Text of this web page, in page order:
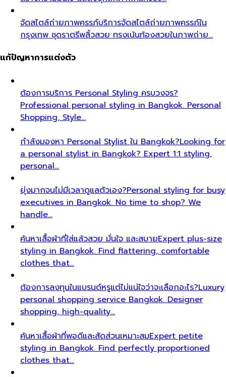
จัดสไตล์ถ่ายภาพครรภ์บริการจัดสไตล์ถ่ายภาพครรภ์ใน
กรุงเทพ ชุดราตรีพลิ้วสวย ทรงเน้นท้องสวยในภาพถ่าย…
แก้ปัญหาการแต่งตัว
ต้องการบริการ Personal Styling ครบวงจร?
Professional personal styling in Bangkok. Personal
Shopping, Style…
กำลังมองหา Personal Stylist ใน Bangkok?Looking for
a personal stylist in Bangkok? Expert 1:1 styling,
personal…
ยุ่งมากจนไม่มีเวลาดูแลตัวเอง?Personal styling for busy
executives in Bangkok. No time to shop? We
handle…
ค้นหาเสื้อผ้าที่ใส่แล้วสวย มั่นใจ และสบายExpert plus-size
styling in Bangkok. Find flattering, comfortable
clothes that…
ต้องการลงทุนในแบรนด์หรูแต่ไม่แน่ใจว่าจะเลือกอะไร?Luxury
personal shopping service Bangkok. Designer
shopping, high-quality…
ค้นหาเสื้อผ้าที่พอดีและสัดส่วนเหมาะสมExpert petite
styling in Bangkok. Find perfectly proportioned
clothes that…